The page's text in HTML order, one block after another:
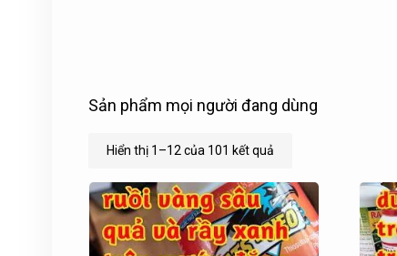
Sản phẩm mọi người đang dùng
Hiển thị 1–12 của 101 kết quả
xếp
theo
mới